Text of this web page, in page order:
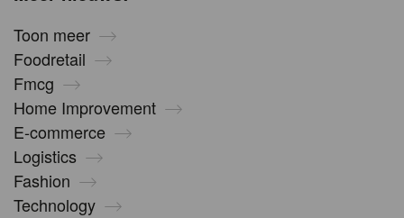
Toon meer
Foodretail
Fmcg
Home Improvement
E-commerce
Logistics
Fashion
Technology